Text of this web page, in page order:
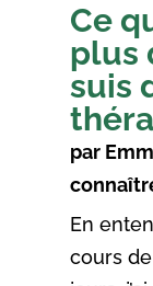
Ce
plus
suis
par
En
cours